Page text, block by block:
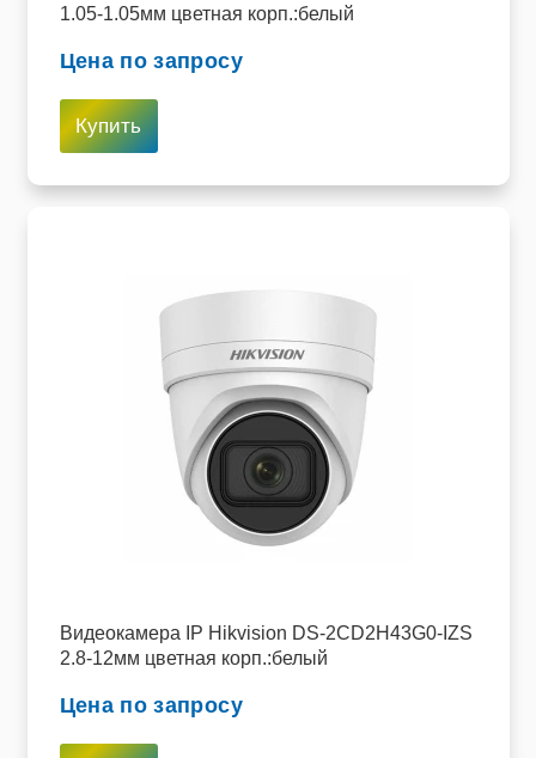
1.05-1.05мм цветная корп.:белый
Цена по запросу
Купить
Видеокамера IP Hikvision DS-2CD2H43G0-IZS
2.8-12мм цветная корп.:белый
Цена по запросу